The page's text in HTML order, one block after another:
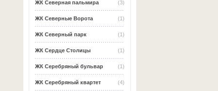
(3)
ЖК Северная пальмира
(1)
ЖК Северные Ворота
(1)
ЖК Северный парк
(1)
ЖК Сердце Столицы
(1)
ЖК Серебряный бульвар
(4)
ЖК Серебряный квартет